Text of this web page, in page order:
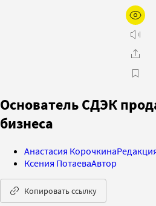
Основатель СДЭК
бизнеса
Анастасия Корочкина
Ксения ПотаеваАвтор
Копировать ссылку